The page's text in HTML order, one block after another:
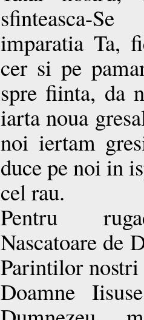
sfinteasca-
imparatia Ta,
cer si pe
spre fiinta, da
iarta noua
noi iertam
duce pe noi in
cel rau.
Pentru
Nascatoare de
Parintilor
Doamne